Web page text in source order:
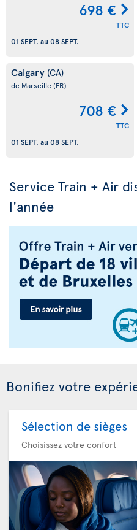
698 €
TTC
01 SEPT. au 08 SEPT.
Calgary (CA)
de Marseille (FR)
708 €
TTC
01 SEPT. au 08 SEPT.
Service Train + Air
l'année
Bonifiez votre
Sélection de sièges
Choisissez votre confort